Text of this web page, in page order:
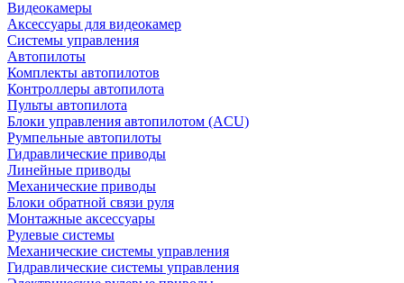
Видеокамеры
Аксессуары для видеокамер
Системы управления
Автопилоты
Комплекты автопилотов
Контроллеры автопилота
Пульты автопилота
Блоки управления автопилотом (ACU)
Румпельные автопилоты
Гидравлические приводы
Линейные приводы
Механические приводы
Блоки обратной связи руля
Монтажные аксессуары
Рулевые системы
Механические системы управления
Гидравлические системы управления